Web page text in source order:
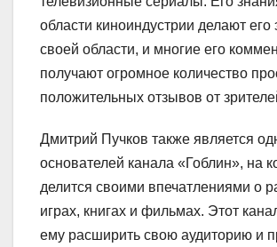
области киноиндустрии делают его
своей области, и многие его
получают огромное количество
положительных отзывов от
Дмитрий Пучков также является
основателей канала «Гоблин», на
делится своими впечатлениями о
играх, книгах и фильмах. Этот
ему расширить свою аудиторию и